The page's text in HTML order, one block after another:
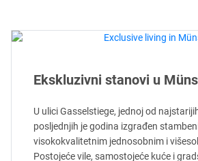
Ekskluzivni stanovi u
U ulici Gasselstiege, jednoj od
posljednjih je godina izgrađen
visokokvalitetnim jednosobnim i
Postojeće vile, samostojeće kuće i